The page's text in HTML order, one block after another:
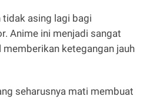
asing lagi bagi
Anime ini menjadi sangat
ketegangan jauh
seharusnya mati membuat